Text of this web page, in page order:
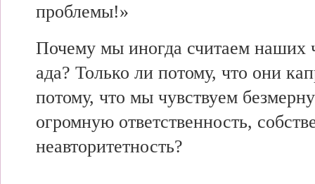
проблемы!»
Почему мы иногда считаем наших
ада? Только ли потому, что они
потому, что мы чувствуем
огромную ответственность,
неавторитетность?